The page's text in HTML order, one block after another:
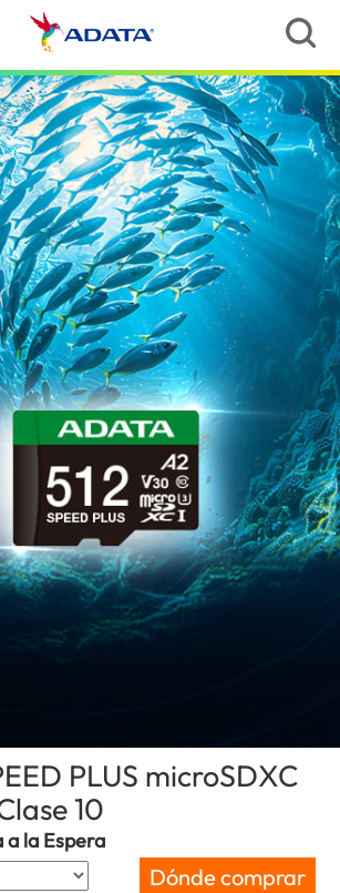
PLUS microSDXC
10
a la Espera
Dónde comprar